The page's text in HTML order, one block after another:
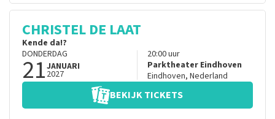
CHRISTEL DE LAAT
Kende da!?
DONDERDAG
21JANUARI
2027
20:00uur
Parktheater Eindhoven
Eindhoven, Nederland
BEKIJK TICKETS